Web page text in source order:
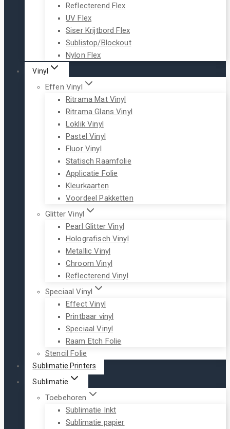
Reflecterend Flex
UV Flex
Siser Krijtbord Flex
Sublistop/Blockout
Nylon Flex
Vinyl
Effen Vinyl
Ritrama Mat Vinyl
Ritrama Glans Vinyl
Loklik Vinyl
Pastel Vinyl
Fluor Vinyl
Statisch Raamfolie
Applicatie Folie
Kleurkaarten
Voordeel Pakketten
Glitter Vinyl
Pearl Glitter Vinyl
Holografisch Vinyl
Metallic Vinyl
Chroom Vinyl
Reflecterend Vinyl
Speciaal Vinyl
Effect Vinyl
Printbaar vinyl
Speciaal Vinyl
Raam Etch Folie
Stencil Folie
Sublimatie Printers
Sublimatie
Toebehoren
Sublimatie Inkt
Sublimatie papier